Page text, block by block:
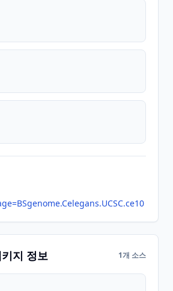
지 정보 1개 소스